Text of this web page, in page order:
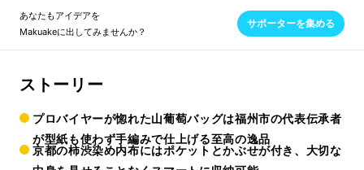
あなたもアイデアを
Makuakeに出してみませんか？
サポーターを集める
ストーリー
プロバイヤーが惚れた山葡萄バッグは福州市の代表伝承者
が型紙も使わず手編みで仕上げる至高の逸品
京都の柿渋染め内布にはポケットとかぶせが付き、大切な